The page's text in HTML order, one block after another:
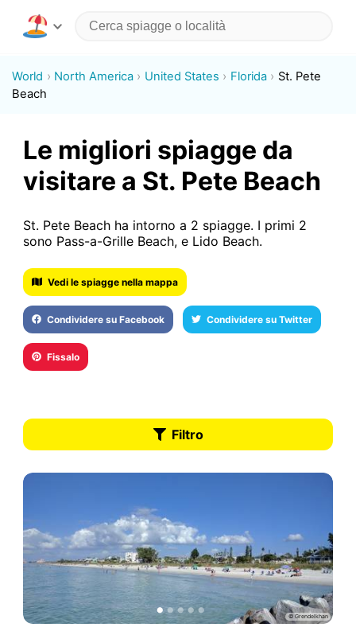
World North America United States Florida
St. Pete
Beach
Le migliori spiagge da
visitare a St. Pete Beach
St. Pete Beach ha intorno a 2 spiagge. I primi 2
sono Pass-a-Grille Beach, e Lido Beach.
Vedi le spiagge nella mappa
Condividere su Facebook Condividere su Twitter
Fissalo
Filtro